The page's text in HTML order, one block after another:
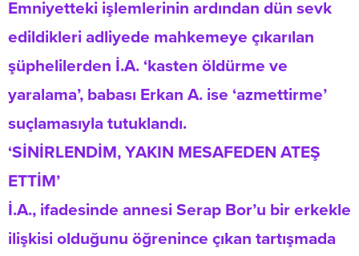
Emniyetteki işlemlerinin ardından dün sevk
edildikleri adliyede mahkemeye çıkarılan
şüphelilerden İ.A. ‘kasten öldürme ve
yaralama’, babası Erkan A. ise ‘azmettirme’
suçlamasıyla tutuklandı.
‘SİNİRLENDİM, YAKIN MESAFEDEN ATEŞ
ETTİM’
İ.A., ifadesinde annesi Serap Bor’u bir erkekle
ilişkisi olduğunu öğrenince çıkan tartışmada